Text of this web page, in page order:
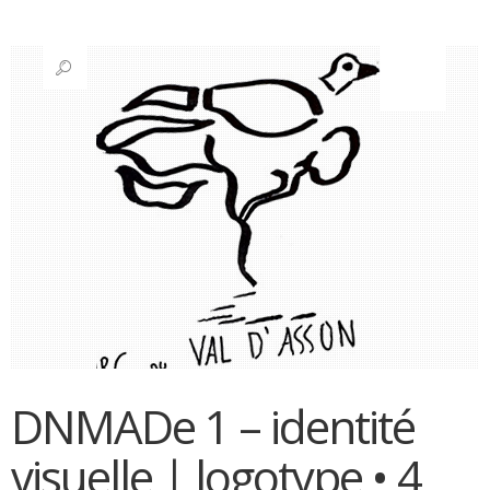
DNMADe 1 – identité
visuelle | logotype • 4